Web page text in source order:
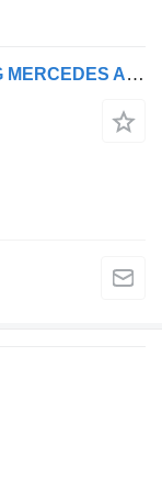
Mercedes-Benz AIR FILTER HOUSING MERCEDES ACTROS MP4 A2318851325 for truck tractor